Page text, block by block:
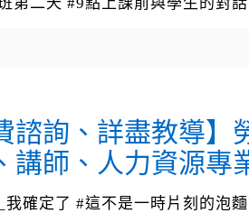
諮詢、詳盡教導
講師、人力資源專
確定了 #這不是一時片刻的泡